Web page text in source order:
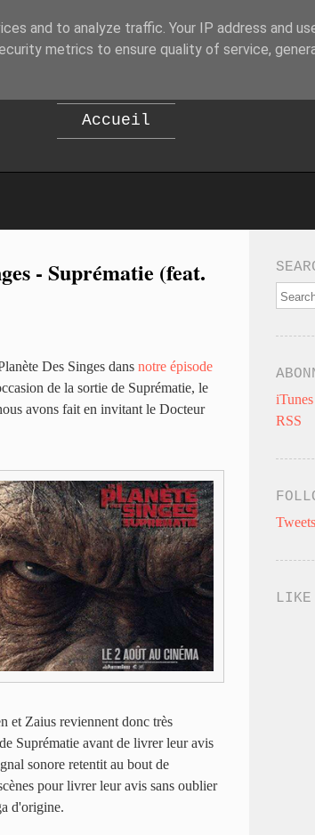
B EPOD
Accueil
- Suprématie (feat.
Des Singes dans notre épisode
de la sortie de Suprématie, le
avons fait en invitant le Docteur
et Zaius reviennent donc très
Suprématie avant de livrer leur avis
sonore retentit au bout de
pour livrer leur avis sans oublier
d'origine.
iTunes
RSS
LIKE
and to analyze traffic. Your IP address and
metrics to ensure quality of service,